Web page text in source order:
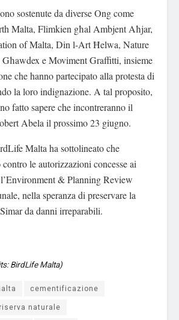
sostenute da diverse Ong come
Malta, Flimkien għal Ambjent Aħjar,
of Malta, Din l-Art Ħelwa, Nature
e Moviment Graffitti, insieme
che hanno partecipato alla protesta di
la loro indignazione. A tal proposito,
fatto sapere che incontreranno il
Abela il prossimo 23 giugno.
Malta ha sottolineato che
contro le autorizzazioni concesse ai
& Planning Review
nella speranza di preservare la
da danni irreparabili.
BirdLife Malta)
cementificazione
riserva naturale